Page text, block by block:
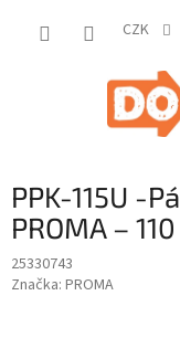
CZK
PPK-115U -
PROMA –
25330743
Značka: PROMA